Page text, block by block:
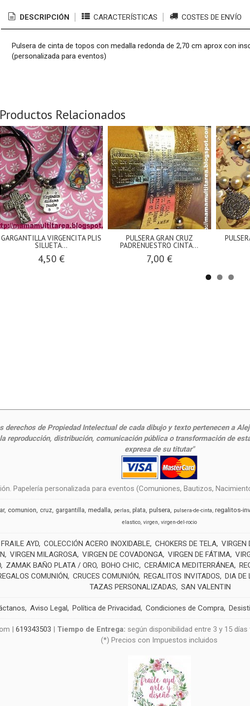
DESCRIPCIÓN CARACTERÍSTICAS COSTES DE ENVÍO
Pulsera de cinta de topos con medalla redonda de 2,70 cm aprox con
(personalizada para eventos)
Productos Relacionados
GARGANTILLA VIRGENCITA PLIS
SILUETA...
4,50 €
PULSERA GRAN CRUZ
PADRENUESTRO CINTA...
7,00 €
derechos de Propiedad Intelectual de cada dibujo y texto pertenecen a
reproducción, distribución, comunicación pública o transformación de
expresa de su titutar"
Papelería personalizada para eventos (Comuniones, Bautizos,
comunion cruz gargantilla medalla perlas plata pulsera pulsera-de-cinta regalitos-
elastico virgen virgen-del-rocio
AYD COLECCIÓN ACERO INOXIDABLE CHOKERS DE TELA VIRGEN
VIRGEN MILAGROSA VIRGEN DE COVADONGA VIRGEN DE FÁTIMA
ZAMAK BAÑO PLATA / ORO BOHO CHIC CERÁMICA MEDITERRÁNEA
COMUNIÓN CRUCES COMUNIÓN REGALITOS INVITADOS DIA DE
TAZAS PERSONALIZADAS
SAN VALENTIN
Aviso Legal Política de Privacidad Condiciones de Compra
|619343503 | Tiempo de Entrega: según disponibilidad entre 3 y 15
(*) Precios con Impuestos incluidos